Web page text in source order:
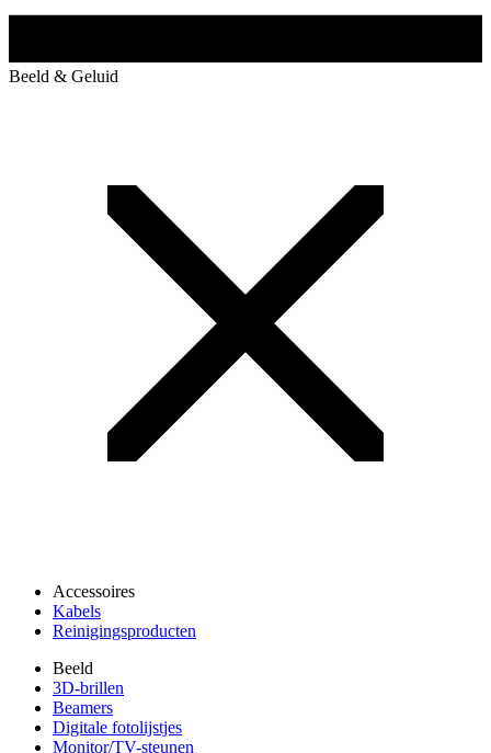
Beeld & Geluid
Accessoires
Kabels
Reinigingsproducten
Beeld
3D-brillen
Beamers
Digitale fotolijstjes
Monitor/TV-steunen